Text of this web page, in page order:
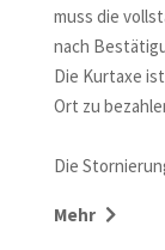
muss die
nach
Die Kurtaxe
Ort zu
Die
Mehr